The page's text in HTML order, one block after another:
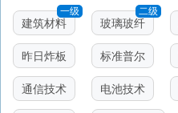
一级
建筑材料
二级
玻璃玻纤
昨日炸板 标准普尔
通信技术 电池技术